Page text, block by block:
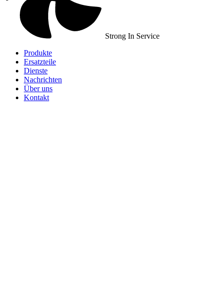
Strong In Service
Produkte
Ersatzteile
Dienste
Nachrichten
Über uns
Kontakt